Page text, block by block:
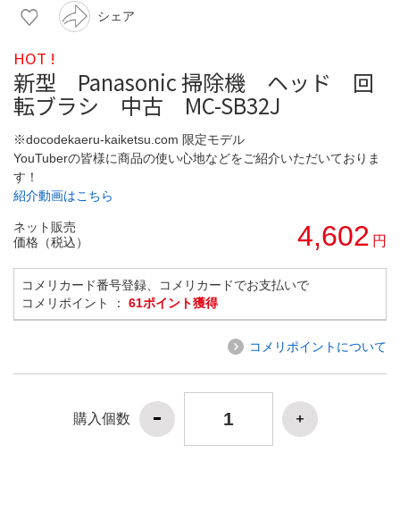
シェア
HOT !
新型 Panasonic 掃除機 ヘッド 回
転ブラシ 中古 MC-SB32J
※docodekaeru-kaiketsu.com 限定モデル
YouTuberの皆様に商品の使い心地などをご紹介いただいておりま
す！
紹介動画はこちら
ネット販売
価格（税込）
4,602 円
コメリカード番号登録、コメリカードでお支払いで
コメリポイント ： 61ポイント獲得
コメリポイントについて
購入個数